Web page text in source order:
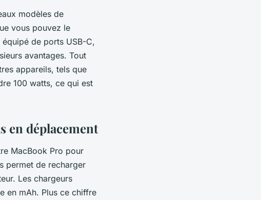
modèles de
vous pouvez le
de ports USB-C,
avantages. Tout
appareils, tels que
100 watts, ce qui est
en déplacement
MacBook Pro pour
permet de recharger
Les chargeurs
en mAh. Plus ce chiffre